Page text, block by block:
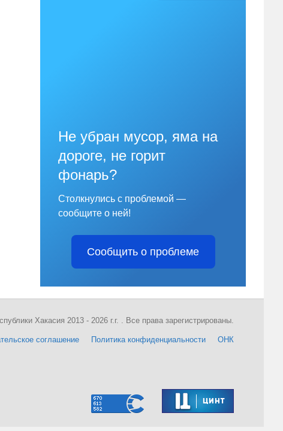
Не убран мусор, яма на
дороге, не горит
фонарь?
Столкнулись с проблемой —
сообщите о ней!
Сообщить о проблеме
соглашение Политика конфиденциальности ОНК
Хакасия 2013 - 2026 г.г. . Все права зарегистрированы.